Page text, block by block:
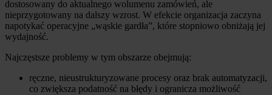
dostosowany do aktualnego wolumenu zamówień, ale
nieprzygotowany na dalszy wzrost. W efekcie organizacja zaczyna
napotykać operacyjne „wąskie gardła”, które stopniowo obniżają jej
wydajność.
Najczęstsze problemy w tym obszarze obejmują:
ręczne, nieustrukturyzowane procesy oraz brak automatyzacji,
co zwiększa podatność na błędy i ogranicza możliwość